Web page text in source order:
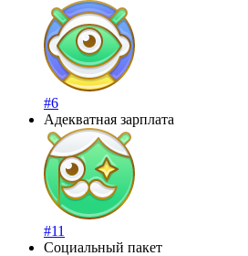
#6
Адекватная зарплата
#11
Социальный пакет